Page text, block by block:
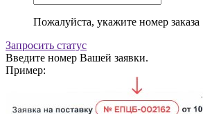
Пожалуйста, укажите номер заказа
Запросить статус
Введите номер Вашей заявки.
Пример: